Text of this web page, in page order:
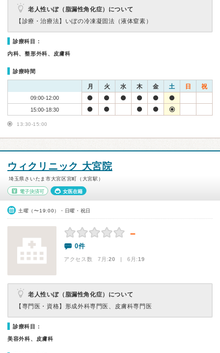
老人性いぼ（脂漏性角化症）について
【診療・治療法】 いぼの冷凍凝固法（液体窒素）
診療科目：
内科、整形外科、皮膚科
診療時間
月 火 水 木 金 土 日 祝
09:00-12:00
15:00-18:30
13:30-15:00
ウィクリニック 大宮院
埼玉県さいたま市大宮区宮町（大宮駅）
電子決済可 女医在籍
土曜（〜19:00）・日曜・祝日
－
0件
アクセス数 7月:20 | 6月:19
老人性いぼ（脂漏性角化症）について
【専門医・資格】 形成外科専門医、皮膚科専門医
診療科目：
美容外科、皮膚科